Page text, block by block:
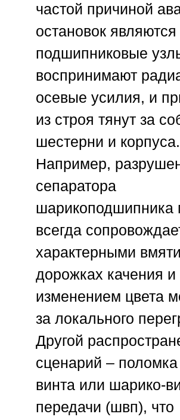
частой причиной
остановок являются
подшипниковые
воспринимают
осевые усилия, и
из строя тянут за
шестерни и корпуса.
Например,
сепаратора
шарикоподшипника
всегда
характерными
дорожках качения и
изменением цвета
за локального
Другой
сценарий – поломка
винта или шарико-
передачи (швп), что